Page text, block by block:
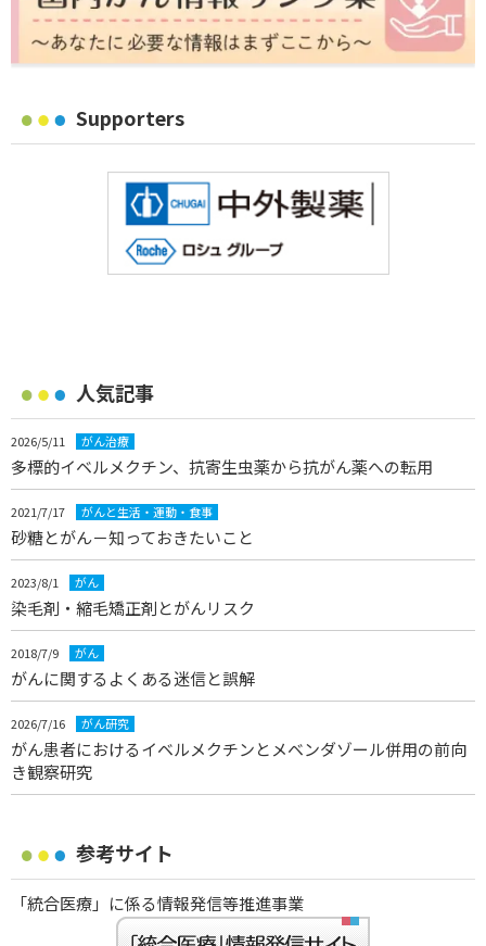
Supporters
人気記事
2026/5/11 がん治療
多標的イベルメクチン、抗寄生虫薬から抗がん薬への転用
2021/7/17 がんと生活・運動・食事
砂糖とがん－知っておきたいこと
2023/8/1 がん
染毛剤・縮毛矯正剤とがんリスク
2018/7/9 がん
がんに関するよくある迷信と誤解
2026/7/16 がん研究
がん患者におけるイベルメクチンとメベンダゾール併用の前向
き観察研究
参考サイト
「統合医療」に係る情報発信等推進事業